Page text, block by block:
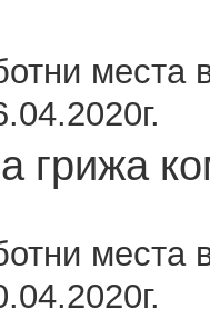
места
грижа
места